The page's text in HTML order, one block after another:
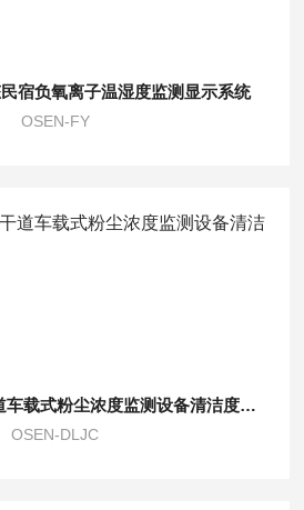
宿负氧离子温湿度监测显示系统
OSEN-FY
OSEN-DLJC交通干道车载式粉尘浓度监测设备清洁度衡量
OSEN-DLJC